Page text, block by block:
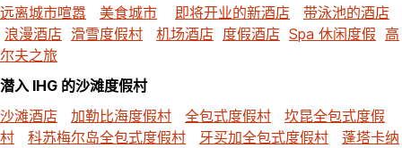
远离城市喧嚣
美食城市 即将开业的新酒店
带泳池的酒店
浪漫酒店 滑雪度假村 机场酒店 度假酒店 Spa 休闲度假 高
尔夫之旅
潜入 IHG 的沙滩度假村
沙滩酒店
加勒比海度假村 全包式度假村
坎昆全包式度假
村
科苏梅尔岛全包式度假村 牙买加全包式度假村
蓬塔卡纳